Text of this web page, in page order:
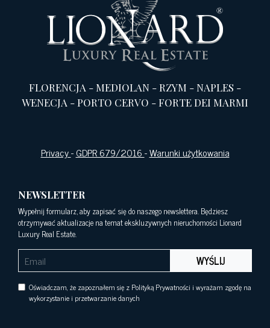
FLORENCJA -MEDIOLAN -RZYM -NAPLES -
WENECJA -PORTO CERVO -FORTE DEI MARMI
Privacy-GDPR 679/2016-Warunki użytkowania
NEWSLETTER
Wypełnij formularz, aby zapisać się do naszego newslettera. Będziesz
otrzymywać aktualizacje na temat ekskluzywnych nieruchomości Lionard
Luxury Real Estate.
WYŚLIJ
Oświadczam, że zapoznałem się z Polityką Prywatności i wyrażam zgodę na
wykorzystanie i przetwarzanie danych